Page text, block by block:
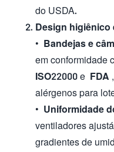
do USDA.
Design higiênico
• Bandejas e
em conformidade
ISO22000 e FDA
alérgenos para
• Uniformidade
ventiladores
gradientes de